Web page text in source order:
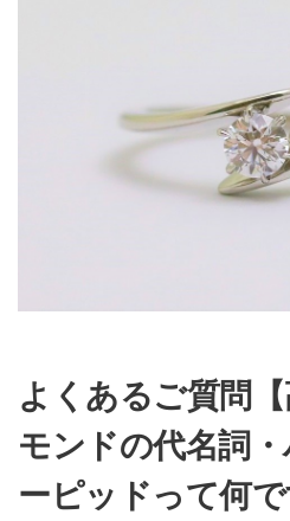
よくあるご質問
モンドの代名詞
ーピッドって何で